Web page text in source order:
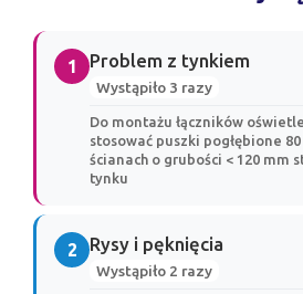
1 Problem z tynkiem
Wystąpiło 3 razy
Do montażu łączników
stosować puszki pogłębione
ścianach o grubości < 120 mm
tynku
2 Rysy i pęknięcia
Wystąpiło 2 razy